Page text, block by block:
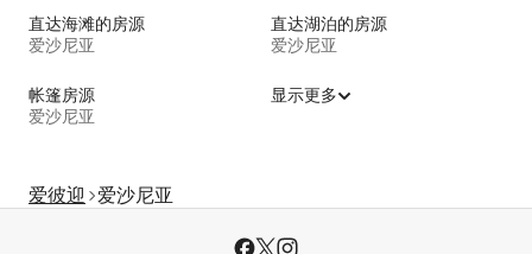
直达海滩的房源
爱沙尼亚
直达湖泊的房源
爱沙尼亚
帐篷房源
爱沙尼亚
显示更多
爱彼迎 爱沙尼亚